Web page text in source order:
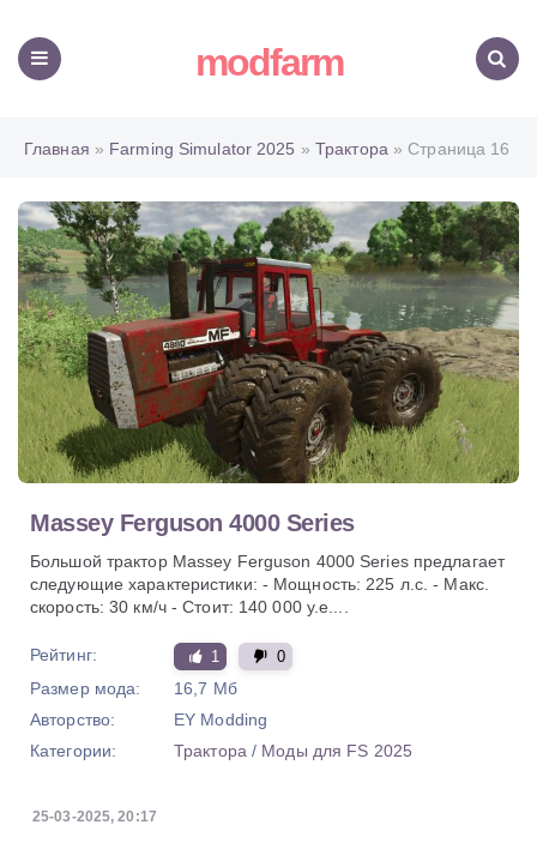
modfarm
Главная » Farming Simulator 2025 » Трактора » Страница 16
Massey Ferguson 4000 Series
Большой трактор Massey Ferguson 4000 Series предлагает
следующие характеристики: - Мощность: 225 л.с. - Макс.
скорость: 30 км/ч - Стоит: 140 000 у.е....
Рейтинг: 1 0
Размер мода:
16,7 Мб
Авторство:
EY Modding
Категории:
Трактора/ Моды для FS 2025
25-03-2025, 20:17